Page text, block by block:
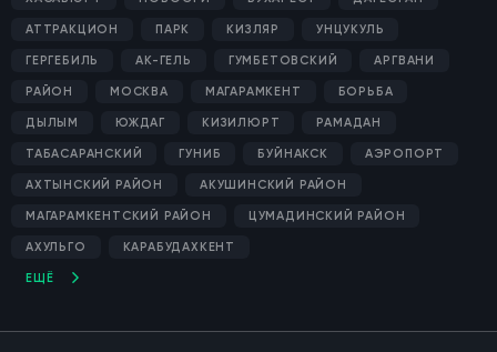
АТТРАКЦИОН ПАРК КИЗЛЯР УНЦУКУЛЬ
ГЕРГЕБИЛЬ АК-ГЕЛЬ ГУМБЕТОВСКИЙ АРГВАНИ
РАЙОН МОСКВА МАГАРАМКЕНТ БОРЬБА
ДЫЛЫМ ЮЖДАГ КИЗИЛЮРТ РАМАДАН
ТАБАСАРАНСКИЙ ГУНИБ БУЙНАКСК АЭРОПОРТ
АХТЫНСКИЙ РАЙОН АКУШИНСКИЙ РАЙОН
МАГАРАМКЕНТСКИЙ РАЙОН ЦУМАДИНСКИЙ РАЙОН
АХУЛЬГО КАРАБУДАХКЕНТ
ЕЩЁ